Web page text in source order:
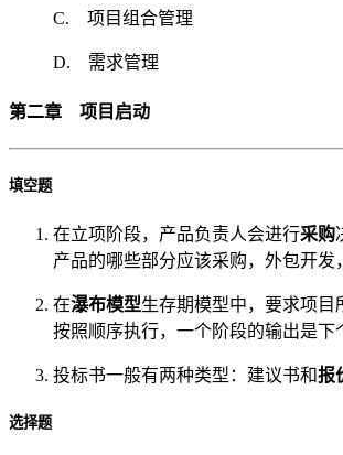
C. 项目组合管理
D. 需求管理
第二章 项目启动
填空题
在立项阶段，产品负责人会进行采购
产品的哪些部分应该采购，外包开发
在瀑布模型生存期模型中，要求项目
按照顺序执行，一个阶段的输出是下
投标书一般有两种类型：建议书和报
选择题